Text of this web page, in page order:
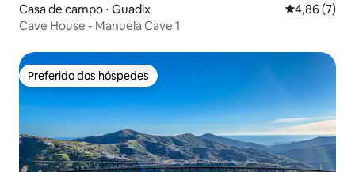
Casa de campo ⋅ Guadix 4,86 de uma
4,86 (7)
Cave House - Manuela Cave 1
Preferido dos hóspedes
Preferido dos hóspedes